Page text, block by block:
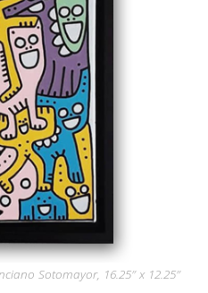
Sotomayor, 16.25″ x 12.25″